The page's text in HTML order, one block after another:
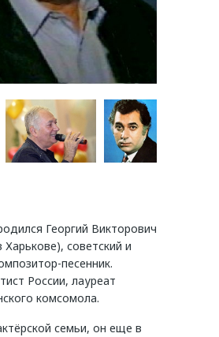
Георгий Викторович
советский и
песенник.
России, лауреат
комсомола.
семьи, он еще в